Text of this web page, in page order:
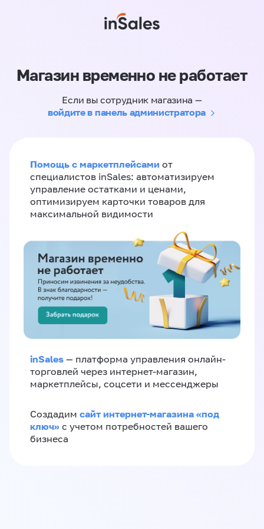
Магазин временно не работает
Если вы сотрудник магазина —
войдите в панель администратора
Помощь с маркетплейсами от
специалистов inSales: автоматизируем
управление остатками и ценами,
оптимизируем карточки товаров для
максимальной видимости
inSales — платформа управления онлайн-
торговлей через интернет-магазин,
маркетплейсы, соцсети и мессенджеры
Создадим сайт интернет-магазина «под
ключ» с учетом потребностей вашего
бизнеса